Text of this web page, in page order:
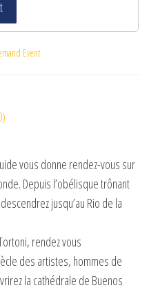
Event
vous donne rendez-vous sur
Depuis l’obélisque trônant
jusqu’au Rio de la
rendez vous
des artistes, hommes de
la cathédrale de Buenos